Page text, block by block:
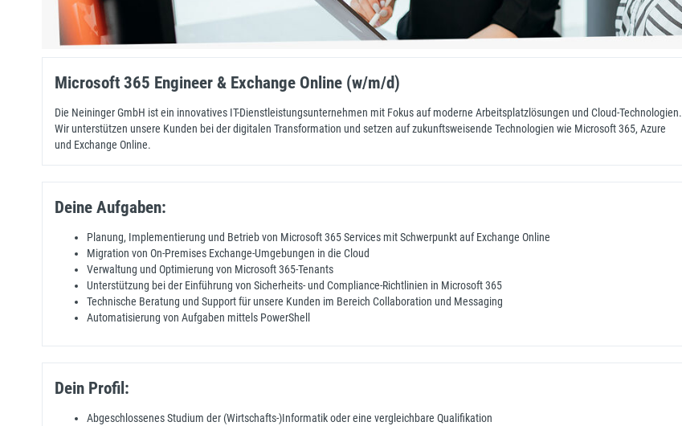
Microsoft 365 Engineer & Exchange Online (w/m/d)
Die Neininger GmbH ist ein innovatives IT-Dienstleistungsunternehmen mit Fokus auf moderne Arbeitsplatzlösungen und Cloud-Technologien.
Wir unterstützen unsere Kunden bei der digitalen Transformation und setzen auf zukunftsweisende Technologien wie Microsoft 365, Azure
und Exchange Online.
Deine Aufgaben:
Planung, Implementierung und Betrieb von Microsoft 365 Services mit Schwerpunkt auf Exchange Online
Migration von On-Premises Exchange-Umgebungen in die Cloud
Verwaltung und Optimierung von Microsoft 365-Tenants
Unterstützung bei der Einführung von Sicherheits- und Compliance-Richtlinien in Microsoft 365
Technische Beratung und Support für unsere Kunden im Bereich Collaboration und Messaging
Automatisierung von Aufgaben mittels PowerShell
Dein Profil:
Abgeschlossenes Studium der (Wirtschafts-)Informatik oder eine vergleichbare Qualifikation